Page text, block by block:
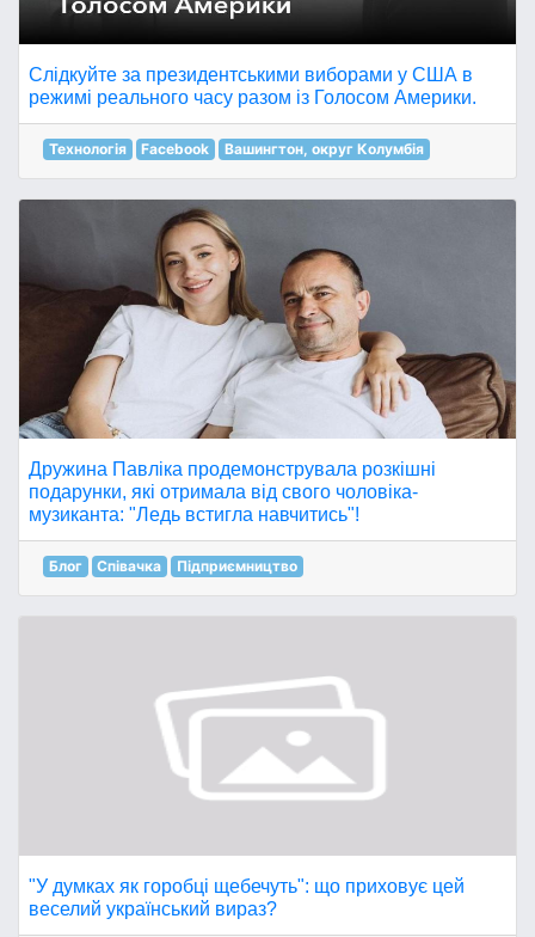
Слідкуйте за президентськими виборами у США в
режимі реального часу разом із Голосом Америки.
Технологія Facebook Вашингтон, округ Колумбія
Дружина Павліка продемонструвала розкішні
подарунки, які отримала від свого чоловіка-
музиканта: "Ледь встигла навчитись"!
Блог Співачка Підприємництво
"У думках як горобці щебечуть": що приховує цей
веселий український вираз?